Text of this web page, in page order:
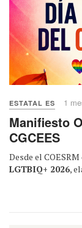
ESTATAL ES 1
Manifiesto
CGCEES
Desde el
LGTBIQ+ 2026,